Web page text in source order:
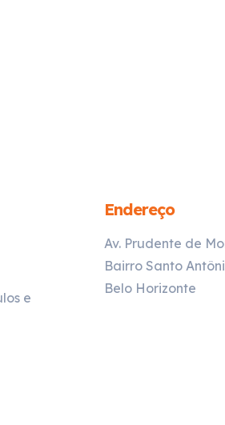
e
Endereço
Av. Prudente de
Bairro Santo
Belo Horizonte